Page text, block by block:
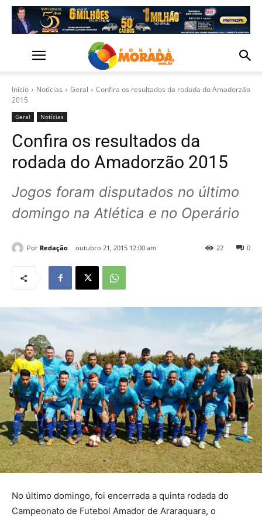
Início Notícias Geral
Confira os resultados da rodada do Amadorzão
2015
Geral Notícias
Confira os resultados da
rodada do Amadorzão 2015
Jogos foram disputados no último
domingo na Atlética e no Operário
Por Redação outubro 21, 2015 12:00 am 0
22
No último domingo, foi encerrada a quinta rodada do
Campeonato de Futebol Amador de Araraquara, o